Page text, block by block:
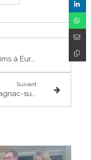
Visite de l'entreprise Vims à Eurocentre
Suivant
Visite de l'écurie du Vilet à Gagnac-sur-Garonne